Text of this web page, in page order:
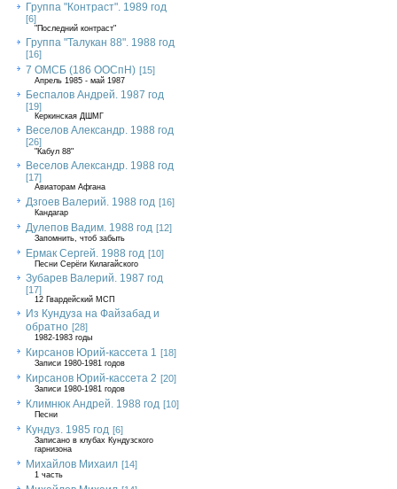
Группа "Контраст". 1989 год
[6]
"Последний контраст"
Группа "Талукан 88". 1988 год
[16]
7 ОМСБ (186 ООСпН) [15]
Апрель 1985 - май 1987
Беспалов Андрей. 1987 год
[19]
Керкинская ДШМГ
Веселов Александр. 1988 год
[26]
"Кабул 88"
Веселов Александр. 1988 год
[17]
Авиаторам Афгана
Дзгоев Валерий. 1988 год [16]
Кандагар
Дулепов Вадим. 1988 год [12]
Запомнить, чтоб забыть
Ермак Сергей. 1988 год [10]
Песни Серёги Килагайского
Зубарев Валерий. 1987 год
[17]
12 Гвардейский МСП
Из Кундуза на Файзабад и
обратно [28]
1982-1983 годы
Кирсанов Юрий-кассета 1 [18]
Записи 1980-1981 годов
Кирсанов Юрий-кассета 2 [20]
Записи 1980-1981 годов
Климнюк Андрей. 1988 год [10]
Песни
Кундуз. 1985 год [6]
Записано в клубах Кундузского
гарнизона
Михайлов Михаил [14]
1 часть